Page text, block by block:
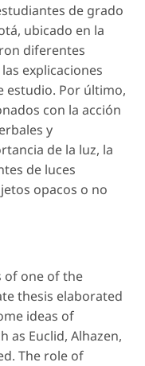
de grado
ubicado en la
diferentes
explicaciones
estudio. Por último,
con la acción
y
de la luz, la
de luces
opacos o no
of one of the
thesis elaborated
ideas of
Euclid, Alhazen,
The role of